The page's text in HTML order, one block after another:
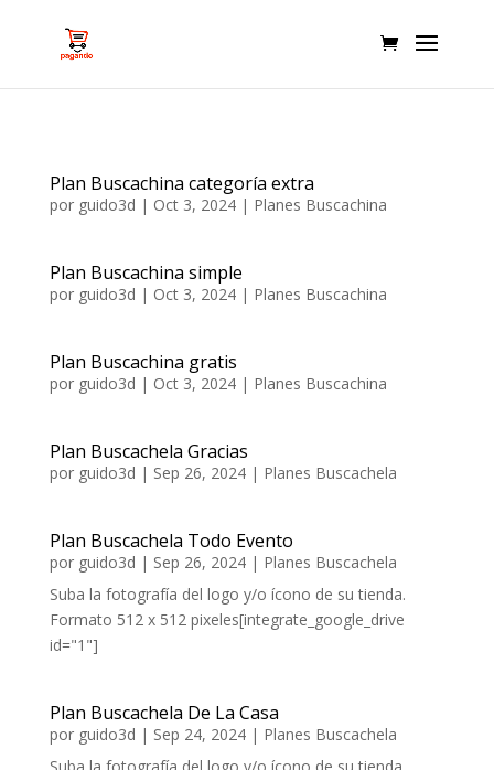
Plan Buscachina categoría extra
por guido3d | Oct 3, 2024| Planes Buscachina
Plan Buscachina simple
por guido3d | Oct 3, 2024| Planes Buscachina
Plan Buscachina gratis
por guido3d | Oct 3, 2024| Planes Buscachina
Plan Buscachela Gracias
por guido3d | Sep 26, 2024| Planes Buscachela
Plan Buscachela Todo Evento
por guido3d | Sep 26, 2024| Planes Buscachela
Suba la fotografía del logo y/o ícono de su tienda.
Formato 512 x 512 pixeles[integrate_google_drive
id="1"]
Plan Buscachela De La Casa
por guido3d | Sep 24, 2024| Planes Buscachela